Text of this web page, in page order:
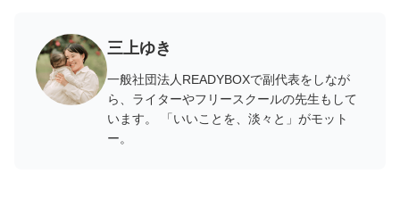
三上ゆき
一般社団法人READYBOXで副代表をしなが
ら、ライターやフリースクールの先生もして
います。 「いいことを、淡々と」がモット
ー。